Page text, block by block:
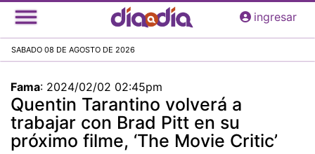
Pasar
al
principal
ingresar
SABADO 08 DE AGOSTO DE 2026
Fama: 2024/02/02 02:45pm
Quentin Tarantino volverá a
trabajar con Brad Pitt en su
próximo filme, ‘The Movie Critic’